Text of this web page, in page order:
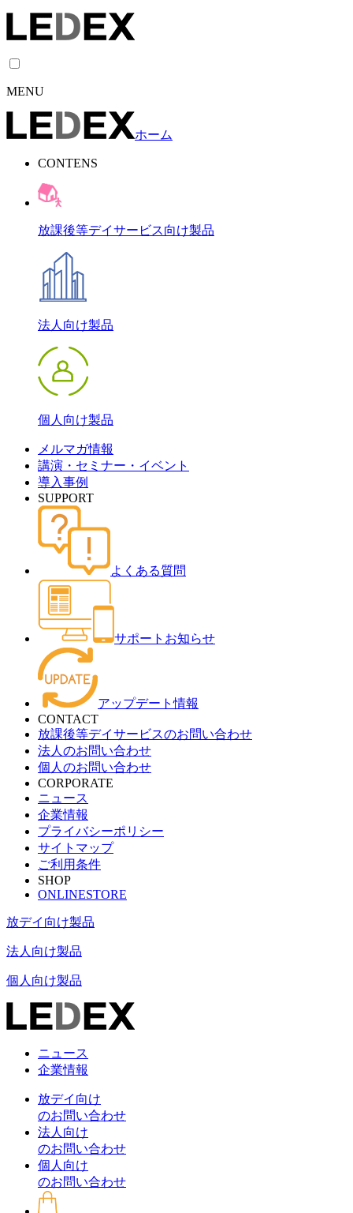
MENU
ホーム
CONTENS
放課後等デイサービス向け製品
法人向け製品
個人向け製品
メルマガ情報
講演・セミナー・イベント
導入事例
SUPPORT
よくある質問
サポートお知らせ
アップデート情報
CONTACT
放課後等デイサービスのお問い合わせ
法人のお問い合わせ
個人のお問い合わせ
CORPORATE
ニュース
企業情報
プライバシーポリシー
サイトマップ
ご利用条件
SHOP
ONLINESTORE
放デイ向け製品
法人向け製品
個人向け製品
ニュース
企業情報
放デイ向け
のお問い合わせ
法人向け
のお問い合わせ
個人向け
のお問い合わせ